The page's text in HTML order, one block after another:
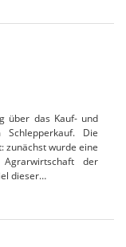
über das Kauf- und
Schlepperkauf. Die
zunächst wurde eine
der
dieser…